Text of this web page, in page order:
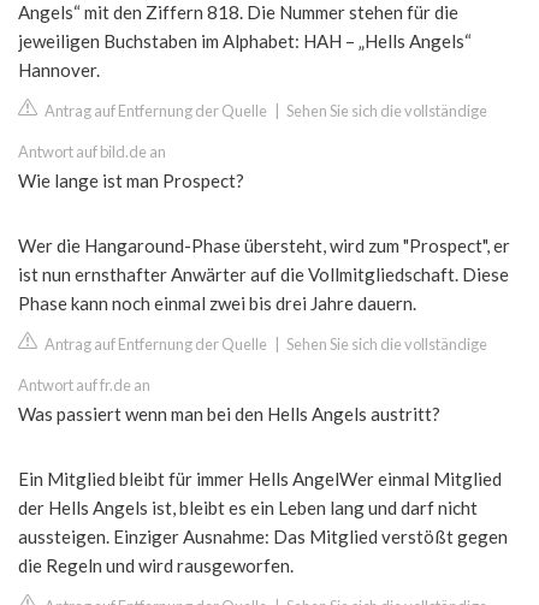
Angels“ mit den Ziffern 818. Die Nummer stehen für die
jeweiligen Buchstaben im Alphabet: HAH – „Hells Angels“
Hannover.
Antrag auf Entfernung der Quelle Sehen Sie sich die vollständige
Antwort auf bild.de an
Wie lange ist man Prospect?
Wer die Hangaround-Phase übersteht, wird zum "Prospect", er
ist nun ernsthafter Anwärter auf die Vollmitgliedschaft. Diese
Phase kann noch einmal zwei bis drei Jahre dauern.
Antrag auf Entfernung der Quelle Sehen Sie sich die vollständige
Antwort auf fr.de an
Was passiert wenn man bei den Hells Angels austritt?
Ein Mitglied bleibt für immer Hells AngelWer einmal Mitglied
der Hells Angels ist, bleibt es ein Leben lang und darf nicht
aussteigen. Einziger Ausnahme: Das Mitglied verstößt gegen
die Regeln und wird rausgeworfen.